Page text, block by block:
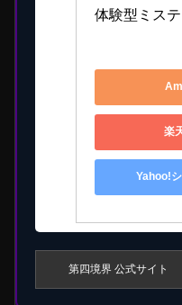
体験型ミステ
楽
Yahoo!
第四境界 公式サイト